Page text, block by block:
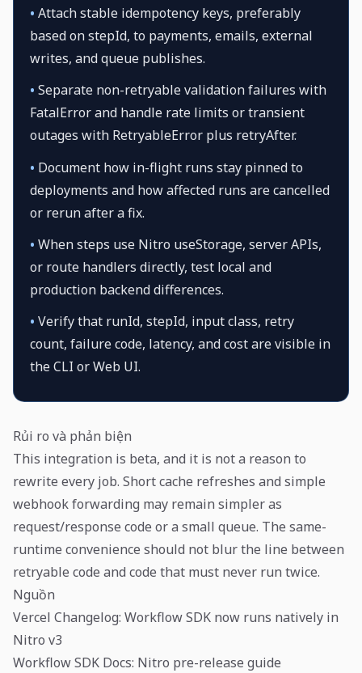
• Attach stable idempotency keys, preferably
based on stepId, to payments, emails, external
writes, and queue publishes.
• Separate non-retryable validation failures with
FatalError and handle rate limits or transient
outages with RetryableError plus retryAfter.
• Document how in-flight runs stay pinned to
deployments and how affected runs are cancelled
or rerun after a fix.
• When steps use Nitro useStorage, server APIs,
or route handlers directly, test local and
production backend differences.
• Verify that runId, stepId, input class, retry
count, failure code, latency, and cost are visible in
the CLI or Web UI.
Rủi ro và phản biện
This integration is beta, and it is not a reason to
rewrite every job. Short cache refreshes and simple
webhook forwarding may remain simpler as
request/response code or a small queue. The same-
runtime convenience should not blur the line between
retryable code and code that must never run twice.
Nguồn
Vercel Changelog: Workflow SDK now runs natively in
Nitro v3
Workflow SDK Docs: Nitro pre-release guide